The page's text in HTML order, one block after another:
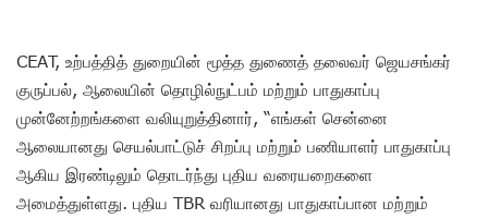
CEAT, உற்பத்தித் துறையின் மூத்த துணைத் தலைவர் ஜெயசங்கர்
குருப்பல், ஆலையின் தொழில்நுட்பம் மற்றும் பாதுகாப்பு
முன்னேற்றங்களை வலியுறுத்தினார், “எங்கள் சென்னை
ஆலையானது செயல்பாட்டுச் சிறப்பு மற்றும் பணியாளர் பாதுகாப்பு
ஆகிய இரண்டிலும் தொடர்ந்து புதிய வரையறைகளை
அமைத்துள்ளது. புதிய TBR வரியானது பாதுகாப்பான மற்றும்